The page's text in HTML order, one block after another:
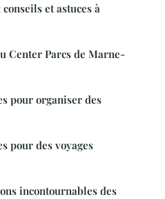
et astuces à
Center Parcs de Marne-
pour organiser des
pour des voyages
incontournables des